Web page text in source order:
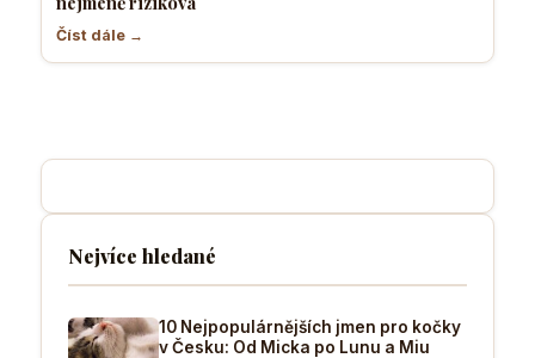
Číst dále →
Nejvíce hledané
10 Nejpopulárnějších jmen pro kočky
v Česku: Od Micka po Lunu a Miu